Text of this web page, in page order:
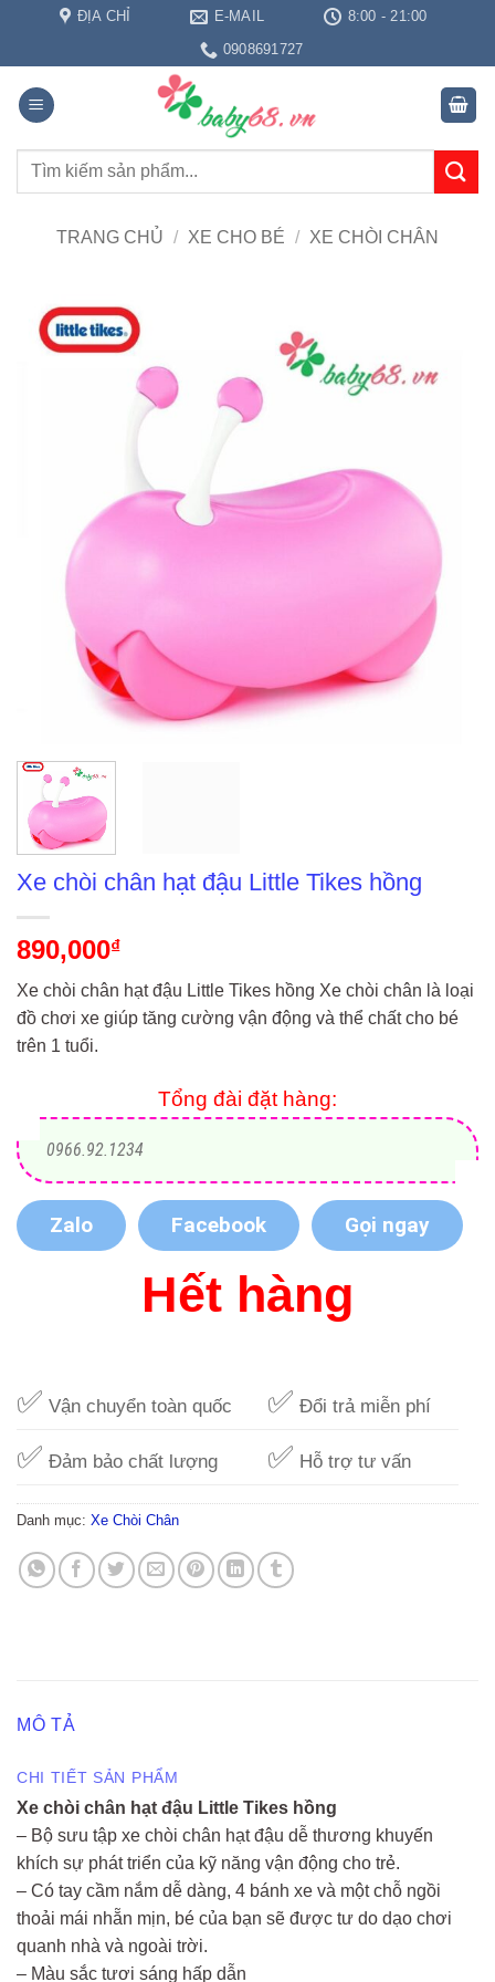
nội
dung
ĐỊA CHỈ E-MAIL
8:00 - 21:00
0908691727
Tìm
TRANG CHỦ / XE CHO BÉ / XE CHÒI CHÂN
Xe chòi chân hạt đậu Little Tikes hồng
890,000₫
Xe chòi chân hạt đậu Little Tikes hồng Xe chòi chân là loại
đồ chơi xe giúp tăng cường vận động và thể chất cho bé
trên 1 tuổi.
Tổng đài đặt hàng:
0966.92.1234
Zalo Facebook Gọi ngay
Hết hàng
✅ Vận chuyển toàn quốc ✅ Đổi trả miễn phí
✅ Đảm bảo chất lượng ✅ Hỗ trợ tư vấn
Danh mục: Xe Chòi Chân
MÔ TẢ
CHI TIẾT SẢN PHẨM
Xe chòi chân hạt đậu Little Tikes hồng
– Bộ sưu tập xe chòi chân hạt đậu dễ thương khuyến
khích sự phát triển của kỹ năng vận động cho trẻ.
– Có tay cầm nắm dễ dàng, 4 bánh xe và một chỗ ngồi
thoải mái nhẵn mịn, bé của bạn sẽ được tư do dạo chơi
quanh nhà và ngoài trời.
– Màu sắc tươi sáng hấp dẫn